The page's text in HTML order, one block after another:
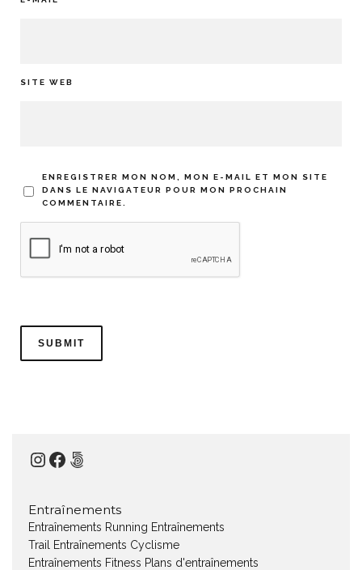
SITE WEB
ENREGISTRER MON NOM, MON E-MAIL ET MON SITE
DANS LE NAVIGATEUR POUR MON PROCHAIN
COMMENTAIRE.
Instagram
Facebook
500px
Entraînements
Entraînements Running Entraînements
Trail
Entraînements Cyclisme
Entraînements Fitness Plans d'entraînements